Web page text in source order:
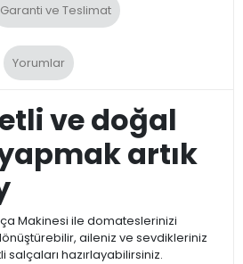
Garanti ve Teslimat
Yorumlar
ve doğal
artık
Makinesi ile domateslerinizi
aileniz ve sevdikleriniz
salçaları hazırlayabilirsiniz.